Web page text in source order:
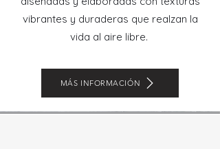
vibrantes y duraderas que realzan la
vida al aire libre.
MÁS INFORMACIÓN